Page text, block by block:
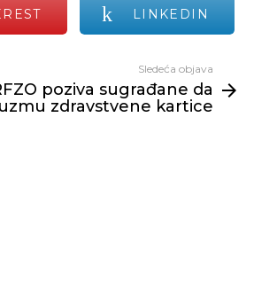
LINKEDIN
Sledeća objava
poziva sugrađane da
zdravstvene kartice